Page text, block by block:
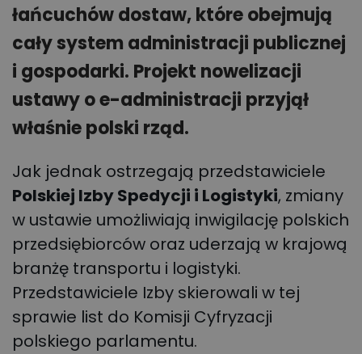
łańcuchów dostaw, które obejmują
cały system administracji publicznej
i gospodarki. Projekt nowelizacji
ustawy o e-administracji przyjął
właśnie polski rząd.
Jak jednak ostrzegają przedstawiciele
Polskiej Izby Spedycji i Logistyki, zmiany
w ustawie umożliwiają inwigilację polskich
przedsiębiorców oraz uderzają w krajową
branżę transportu i logistyki.
Przedstawiciele Izby skierowali w tej
sprawie list do Komisji Cyfryzacji
polskiego parlamentu.